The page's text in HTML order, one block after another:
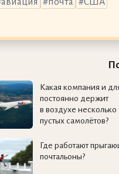
Какая компания и
постоянно держит
в воздухе несколько
пустых самолётов?
Где работают
почтальоны?